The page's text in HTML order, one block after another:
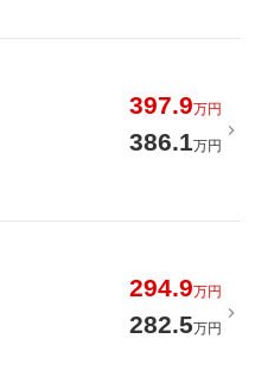
397.9万円
386.1万円
294.9万円
282.5万円